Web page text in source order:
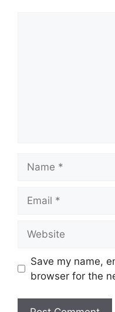
Save my name,
browser for the